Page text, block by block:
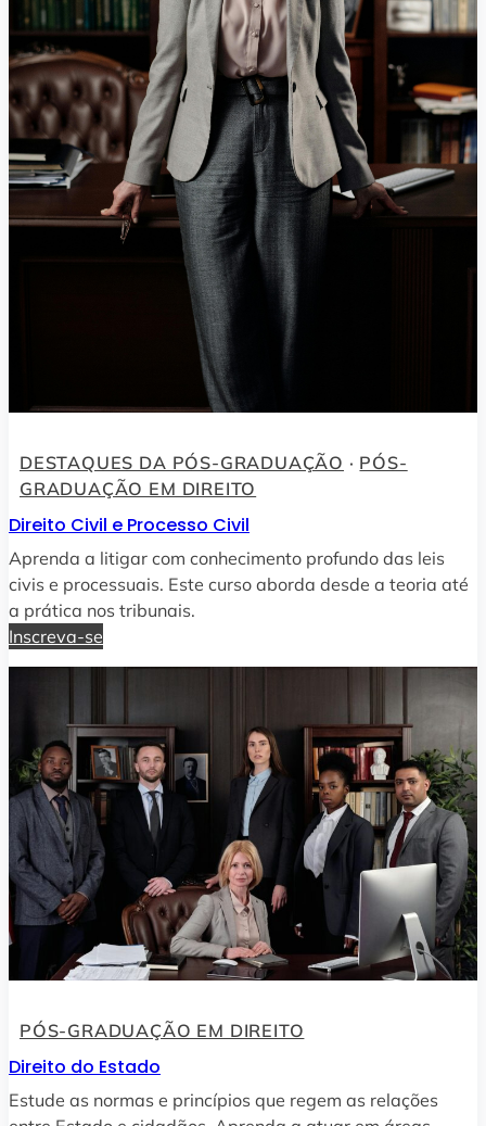
DESTAQUES DA PÓS-GRADUAÇÃO · PÓS-
GRADUAÇÃO EM DIREITO
Direito Civil e Processo Civil
Aprenda a litigar com conhecimento profundo das leis
civis e processuais. Este curso aborda desde a teoria até
a prática nos tribunais.
Inscreva-se
PÓS-GRADUAÇÃO EM DIREITO
Direito do Estado
Estude as normas e princípios que regem as relações